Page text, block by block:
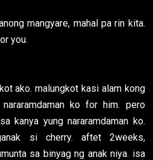
mangyare, mahal pa rin kita.
you.
ako. malungkot kasi alam kong
ko for him. pero
kanya yung nararamdaman ko.
si cherry. aftet 2weeks,
sa binyag ng anak niya. isa